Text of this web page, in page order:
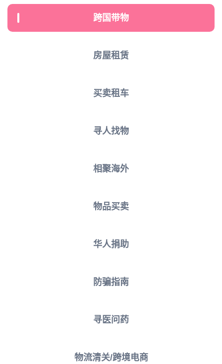
跨国带物
房屋租赁
买卖租车
寻人找物
相聚海外
物品买卖
华人捐助
防骗指南
寻医问药
物流清关/跨境电商